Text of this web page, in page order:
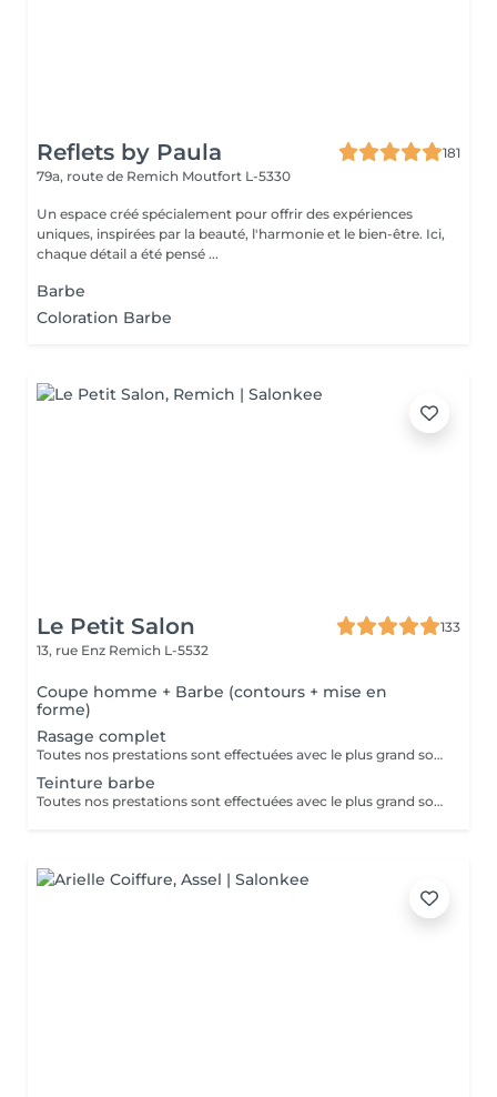
Reflets by Paula
181
79a, route de Remich Moutfort L-5330
Un espace créé spécialement pour offrir des expériences
uniques, inspirées par la beauté, l'harmonie et le bien-être. Ici,
chaque détail a été pensé ...
Barbe
Coloration Barbe
Le Petit Salon
133
13, rue Enz Remich L-5532
Coupe homme + Barbe (contours + mise en
forme)
Rasage complet
Toutes nos prestations sont effectuées avec le plus grand soin, accompagnées de serviettes chaudes et froides et des produits d'exception.
Teinture barbe
Toutes nos prestations sont effectuées avec le plus grand soin, accompagnées de serviettes chaudes et froides et des produits d'exception.